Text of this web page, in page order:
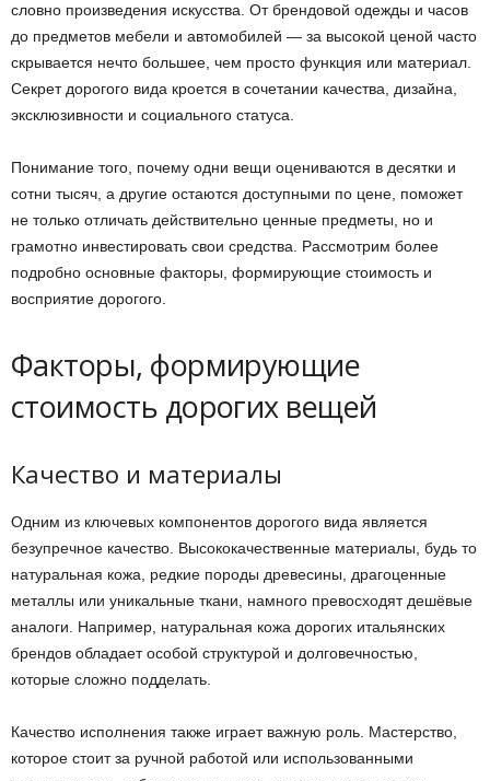
словно произведения искусства. От брендовой одежды и часов
до предметов мебели и автомобилей — за высокой ценой часто
скрывается нечто большее, чем просто функция или материал.
Секрет дорогого вида кроется в сочетании качества, дизайна,
эксклюзивности и социального статуса.
Понимание того, почему одни вещи оцениваются в десятки и
сотни тысяч, а другие остаются доступными по цене, поможет
не только отличать действительно ценные предметы, но и
грамотно инвестировать свои средства. Рассмотрим более
подробно основные факторы, формирующие стоимость и
восприятие дорогого.
Факторы, формирующие
стоимость дорогих вещей
Качество и материалы
Одним из ключевых компонентов дорогого вида является
безупречное качество. Высококачественные материалы, будь то
натуральная кожа, редкие породы древесины, драгоценные
металлы или уникальные ткани, намного превосходят дешёвые
аналоги. Например, натуральная кожа дорогих итальянских
брендов обладает особой структурой и долговечностью,
которые сложно подделать.
Качество исполнения также играет важную роль. Мастерство,
которое стоит за ручной работой или использованными